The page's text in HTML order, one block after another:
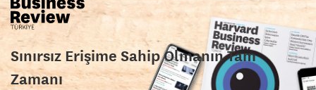
Sınırsız Erişime Sahip Olmanın Tam
Zamanı